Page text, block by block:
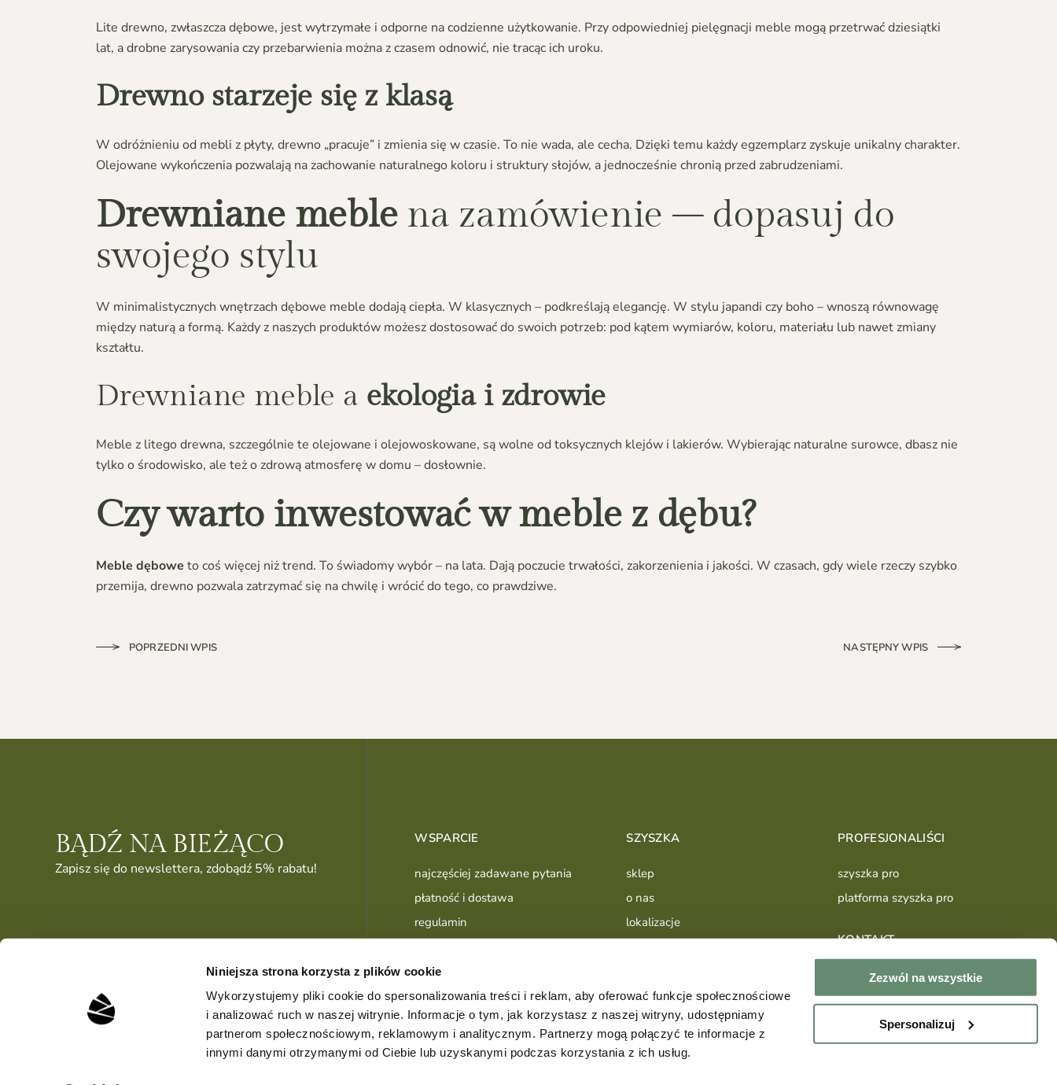
Niniejsza strona korzysta z plików cookie
Wykorzystujemy pliki cookie do spersonalizowania treści i reklam, aby oferować funkcje społecznościowe
i analizować ruch w naszej witrynie. Informacje o tym, jak korzystasz z naszej witryny, udostępniamy
partnerom społecznościowym, reklamowym i analitycznym. Partnerzy mogą połączyć te informacje z
innymi danymi otrzymanymi od Ciebie lub uzyskanymi podczas korzystania z ich usług.
Zezwól na wszystkie
Spersonalizuj
Lite drewno, zwłaszcza dębowe, jest wytrzymałe i odporne na codzienne użytkowanie. Przy odpowiedniej pielęgnacji meble mogą przetrwać dziesiątki
lat, a drobne zarysowania czy przebarwienia można z czasem odnowić, nie tracąc ich uroku.
Drewno starzeje się z klasą
W odróżnieniu od mebli z płyty, drewno „pracuje” i zmienia się w czasie. To nie wada, ale cecha. Dzięki temu każdy egzemplarz zyskuje unikalny charakter.
Olejowane wykończenia pozwalają na zachowanie naturalnego koloru i struktury słojów, a jednocześnie chronią przed zabrudzeniami.
Drewniane meblena zamówienie – dopasuj do
swojego stylu
W minimalistycznych wnętrzach dębowe meble dodają ciepła. W klasycznych – podkreślają elegancję. W stylu japandi czy boho – wnoszą równowagę
między naturą a formą. Każdy z naszych produktów możesz dostosować do swoich potrzeb: pod kątem wymiarów, koloru, materiału lub nawet zmiany
kształtu.
Drewniane meble a ekologia i zdrowie
Meble z litego drewna, szczególnie te olejowane i olejowoskowane, są wolne od toksycznych klejów i lakierów. Wybierając naturalne surowce, dbasz nie
tylko o środowisko, ale też o zdrową atmosferę w domu – dosłownie.
Czy warto inwestować w meble z dębu?
Meble dębowe to coś więcej niż trend. To świadomy wybór – na lata. Dają poczucie trwałości, zakorzenienia i jakości. W czasach, gdy wiele rzeczy szybko
przemija, drewno pozwala zatrzymać się na chwilę i wrócić do tego, co prawdziwe.
POPRZEDNI WPIS NASTĘPNY WPIS
BĄDŹ NA BIEŻĄCO
Zapisz się do newslettera, zdobądź 5% rabatu!
WSPARCIE
najczęściej zadawane pytania
płatność i dostawa
regulamin
instrukcje montażu
użytkowanie i pielęgnacja
SZYSZKA
sklep
o nas
lokalizacje
publikacje
PROFESJONALIŚCI
szyszka pro
platforma szyszka pro
KONTAKT
sklep@szyszkadesign.pl
+48504540339